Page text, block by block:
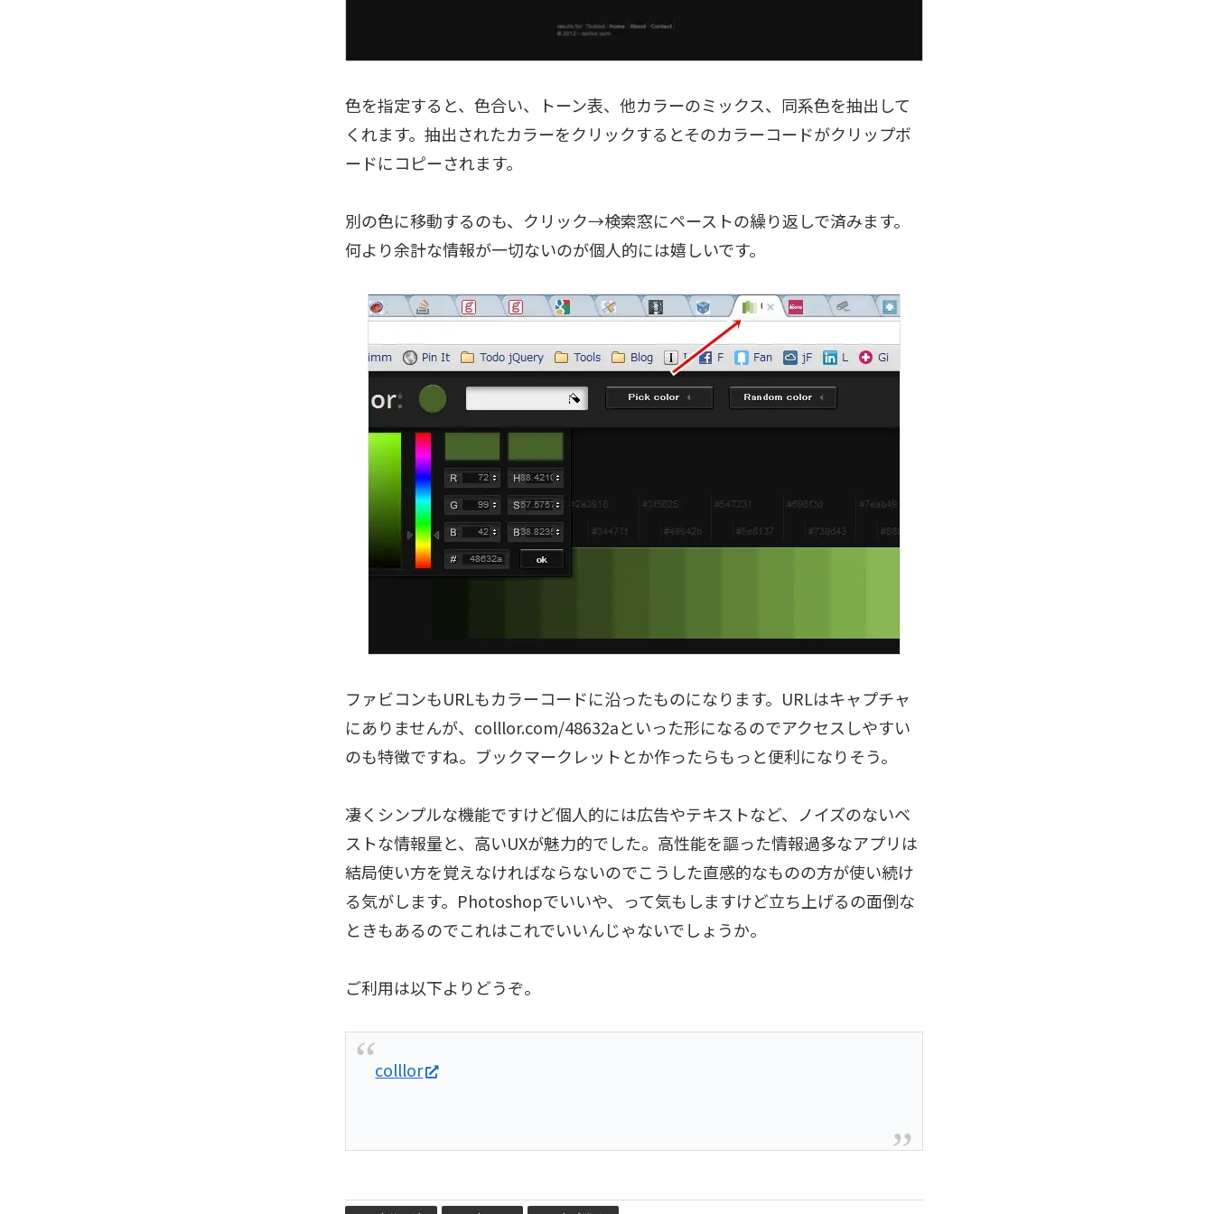
色を指定すると、色合い、トーン表、他カラーのミックス、同系色を抽出して
くれます。抽出されたカラーをクリックするとそのカラーコードがクリップボ
ードにコピーされます。
別の色に移動するのも、クリック→検索窓にペーストの繰り返しで済みます。
何より余計な情報が一切ないのが個人的には嬉しいです。
ファビコンもURLもカラーコードに沿ったものになります。URLはキャプチャ
にありませんが、colllor.com/48632aといった形になるのでアクセスしやすい
のも特徴ですね。ブックマークレットとか作ったらもっと便利になりそう。
凄くシンプルな機能ですけど個人的には広告やテキストなど、ノイズのないベ
ストな情報量と、高いUXが魅力的でした。高性能を謳った情報過多なアプリは
結局使い方を覚えなければならないのでこうした直感的なものの方が使い続け
る気がします。Photoshopでいいや、って気もしますけど立ち上げるの面倒な
ときもあるのでこれはこれでいいんじゃないでしょうか。
ご利用は以下よりどうぞ。
colllor